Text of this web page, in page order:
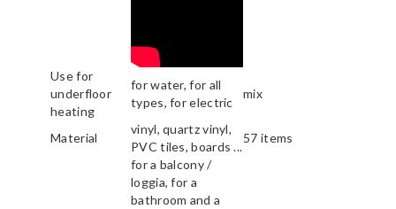
Use for
underfloor
heating
for water, for all
types, for electric
mix
Material
vinyl, quartz vinyl,
PVC tiles, boards ...
57 items
for a balcony /
loggia, for a
bathroom and a